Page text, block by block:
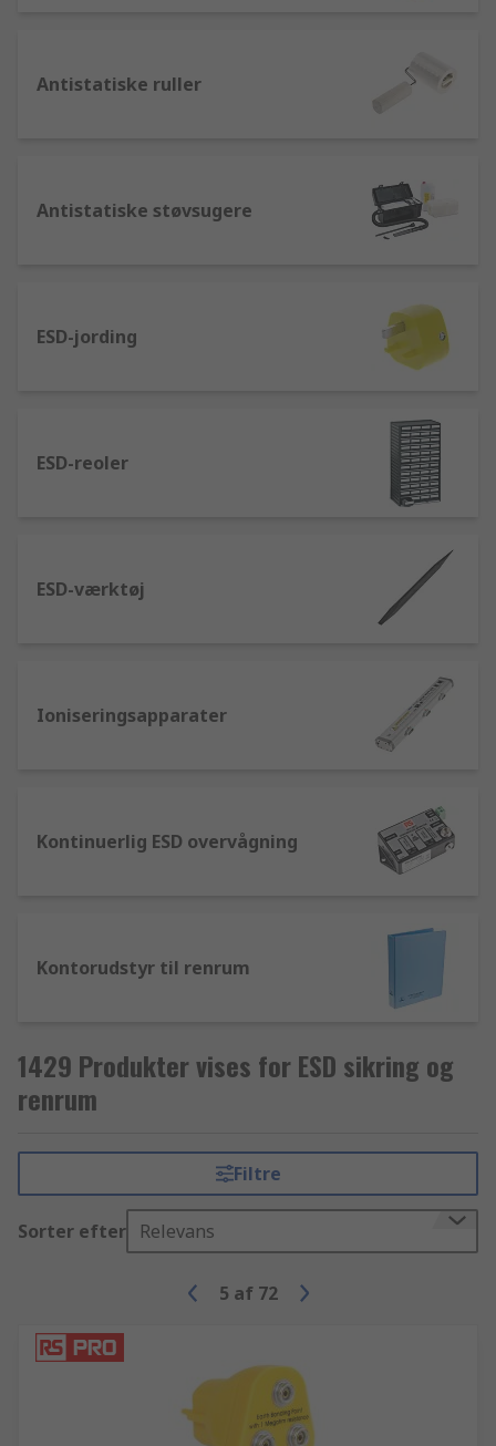
Antistatiske ruller
Antistatiske støvsugere
ESD-jording
ESD-reoler
ESD-værktøj
Ioniseringsapparater
Kontinuerlig ESD overvågning
Kontorudstyr til renrum
1429 Produkter vises for ESD sikring og
renrum
Filtre
Sorter efter Relevans
5 af 72